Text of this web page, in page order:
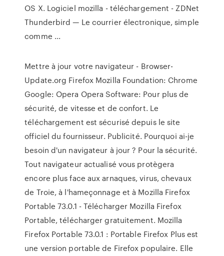
OS X. Logiciel mozilla - téléchargement - ZDNet
Thunderbird — Le courrier électronique, simple
comme ...
Mettre à jour votre navigateur - Browser-
Update.org Firefox Mozilla Foundation: Chrome
Google: Opera Opera Software: Pour plus de
sécurité, de vitesse et de confort. Le
téléchargement est sécurisé depuis le site
officiel du fournisseur. Publicité. Pourquoi ai-je
besoin d'un navigateur à jour ? Pour la sécurité.
Tout navigateur actualisé vous protègera
encore plus face aux arnaques, virus, chevaux
de Troie, à l'hameçonnage et à Mozilla Firefox
Portable 73.0.1 - Télécharger Mozilla Firefox
Portable, télécharger gratuitement. Mozilla
Firefox Portable 73.0.1 : Portable Firefox Plus est
une version portable de Firefox populaire. Elle